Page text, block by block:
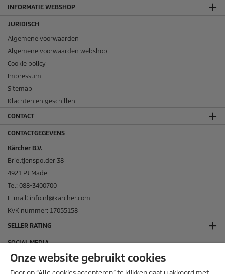
INFORMATIE WEBSHOP
JURIDISCH
Algemene voorwaarden
Algemene voorwaarden webshop
Cookie policy
Impressum
Sitemap
Klachten en geschillen
CONTACT
CONTACTGEGEVENS
Kärcher B.V.
Brieltjenspolder 38
4921 PJ Made
Tel: 088-3400700
E-mail: info.nl@karcher.com
KvK nummer: 17055158
SELLER RATING
SOCIAL MEDIA
Onze website gebruikt cookies